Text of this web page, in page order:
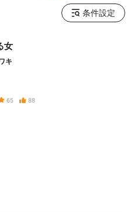
条件設定
女
キ
65 88